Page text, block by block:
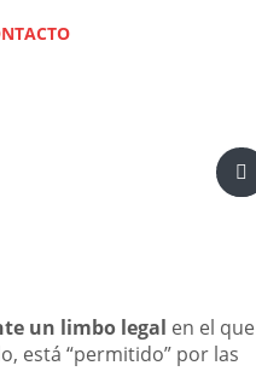
un limbo legal en el
está “permitido” por las